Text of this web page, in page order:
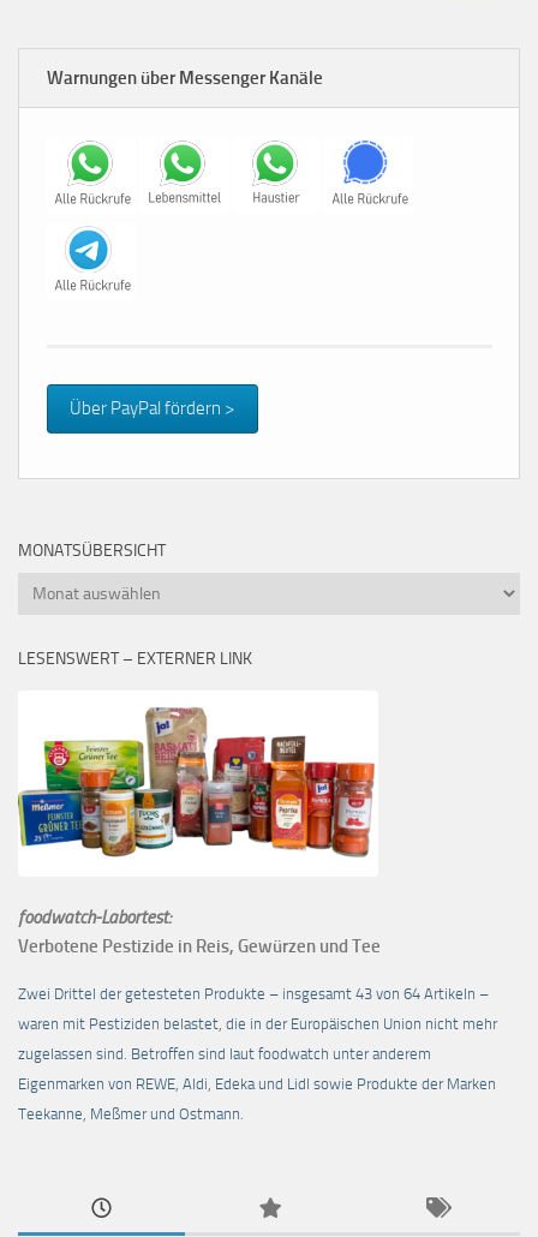
Warnungen über Messenger Kanäle
Über PayPal fördern >
MONATSÜBERSICHT
Monatsübersicht
LESENSWERT – EXTERNER LINK
foodwatch-Labortest:
Verbotene Pestizide in Reis, Gewürzen und Tee
Zwei Drittel der getesteten Produkte – insgesamt 43 von 64 Artikeln –
waren mit Pestiziden belastet, die in der Europäischen Union nicht mehr
zugelassen sind. Betroffen sind laut foodwatch unter anderem
Eigenmarken von REWE, Aldi, Edeka und Lidl sowie Produkte der Marken
Teekanne, Meßmer und Ostmann.